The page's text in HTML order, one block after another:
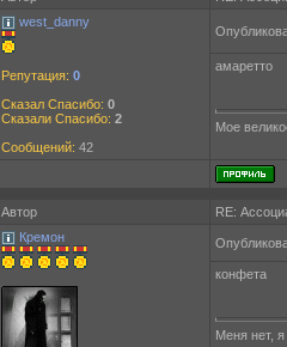
west_danny
Репутация: 0
Сказал Спасибо: 0
Сказали Спасибо: 2
Сообщений: 42
амаретто
Мое
Автор
RE:
Кремон
конфета
Меня нет,